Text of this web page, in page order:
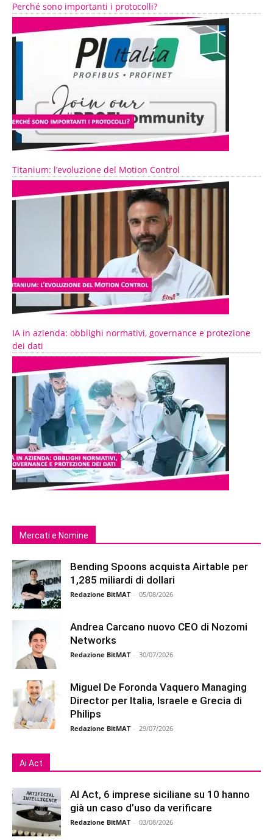
Perché sono importanti i protocolli?
Titanium: l’evoluzione del Motion Control
IA in azienda: obblighi normativi, governance e protezione
dei dati
Mercati e Nomine
Bending Spoons acquista Airtable per
1,285 miliardi di dollari
Redazione BitMAT - 05/08/2026
Andrea Carcano nuovo CEO di Nozomi
Networks
Redazione BitMAT - 30/07/2026
Miguel De Foronda Vaquero Managing
Director per Italia, Israele e Grecia di
Philips
Redazione BitMAT - 29/07/2026
Ai Act
AI Act, 6 imprese siciliane su 10 hanno
già un caso d’uso da verificare
Redazione BitMAT - 03/08/2026